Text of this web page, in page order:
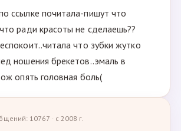
ссылке почитала-пишут что
ради красоты не сделаешь??
что зубки жутко
ношения брекетов..эмаль в
опять головная боль(
10767 · с 2008 г.